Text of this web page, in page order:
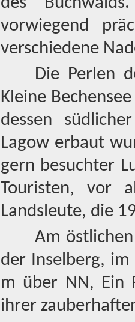
vorwiegend
verschiedene
Die Perlen
Kleine
dessen
Lagow erbaut
gern besuchter
Touristen, vor
Landsleute, die
Am
der Inselberg,
m über NN, Ein
ihrer